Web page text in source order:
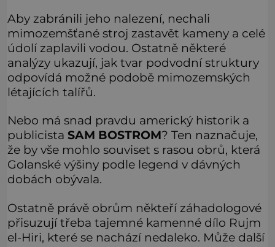
Aby zabránili jeho nalezení, nechali
mimozemšťané stroj zastavět kameny a celé
údolí zaplavili vodou. Ostatně některé
analýzy ukazují, jak tvar podvodní struktury
odpovídá možné podobě mimozemských
létajících talířů.
Nebo má snad pravdu americký historik a
publicista SAM BOSTROM? Ten naznačuje,
že by vše mohlo souviset s rasou obrů, která
Golanské výšiny podle legend v dávných
dobách obývala.
Ostatně právě obrům někteří záhadologové
přisuzují třeba tajemné kamenné dílo Rujm
el-Hiri, které se nachází nedaleko. Může další